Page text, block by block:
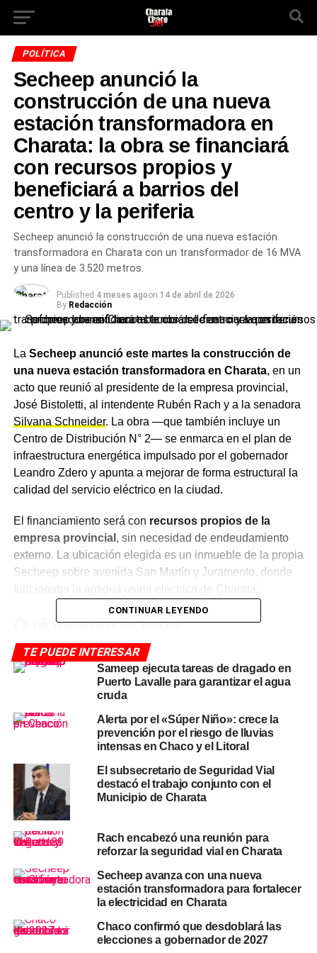
POLÍTICA
Secheep anunció la
construcción de una nueva
estación transformadora en
Charata: la obra se financiará
con recursos propios y
beneficiará a barrios del
centro y la periferia
Secheep anunció la construcción de una nueva estación
transformadora en Charata con un transformador de 16 MVA
y una línea de 3.520 metros.
Published 4 meses agoon 14 de abril de 2026
By Redacción
La Secheep anunció este martes la construcción de
una nueva estación transformadora en Charata, en un
acto que reunió al presidente de la empresa provincial,
José Bistoletti, al intendente Rubén Rach y a la senadora
Silvana Schneider. La obra —que también incluye un
Centro de Distribución N° 2— se enmarca en el plan de
infraestructura energética impulsado por el gobernador
Leandro Zdero y apunta a mejorar de forma estructural la
calidad del servicio eléctrico en la ciudad.
El financiamiento será con recursos propios de la
empresa provincial, sin necesidad de endeudamiento
externo. La ubicación elegida es un inmueble de la propia
Secheep sobre avenida San Martín y Juramento, donde
Qué incluye la obra
El proyecto contempla la construcción de una
transformadora de rebaje de 33 a 13,2 KV, equipada
con un transformador de potencia de 16 MVA, junto a sus
telecomando, además de un cerco perimetral. La estación
será abastecida mediante una nuevalínea aérea de
metros , que se conectará desde la estación
transformadora en alta tensión ya existente, más un tramo
subterráneo de 100 metros.
En paralelo, el Centro de Distribución N° 2incluirá una
línea subterránea de media tensión en 13,2 KV con
cuatro salidas, lo que permitirá alimentar nuevos
distribuidores y subestaciones en distintos sectores
Qué barrios se benefician
CONTINUAR LEYENDO
TE PUEDE INTERESAR
Sameep ejecuta tareas de dragado en
Puerto Lavalle para garantizar el agua
cruda
Alerta por el «Súper Niño»: crece la
prevención por el riesgo de lluvias
intensas en Chaco y el Litoral
El subsecretario de Seguridad Vial
destacó el trabajo conjunto con el
Municipio de Charata
Rach encabezó una reunión para
reforzar la seguridad vial en Charata
Secheep avanza con una nueva
estación transformadora para fortalecer
la electricidad en Charata
Chaco confirmó que desdoblará las
elecciones a gobernador de 2027